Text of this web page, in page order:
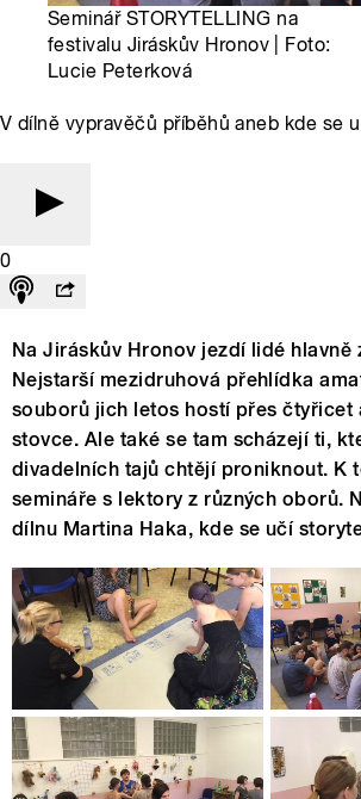
Seminář STORYTELLING na
festivalu Jiráskův Hronov | Foto:
Lucie Peterková
V dílně vypravěčů příběhů aneb kde se
0
Na Jiráskův Hronov jezdí lidé hlavně
Nejstarší mezidruhová přehlídka
souborů jich letos hostí přes čtyřicet
stovce. Ale také se tam scházejí ti,
divadelních tajů chtějí proniknout. K
semináře s lektory z různých oborů.
dílnu Martina Haka, kde se učí